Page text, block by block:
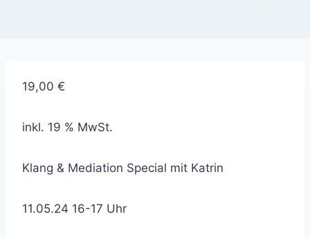
19,00 €
inkl. 19 % MwSt.
Klang & Mediation Special mit Katrin
11.05.24 16-17 Uhr